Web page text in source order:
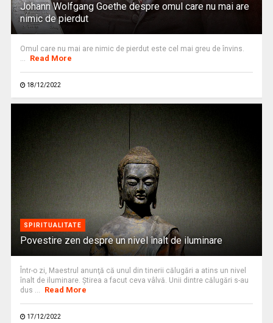
Johann Wolfgang Goethe despre omul care nu mai are
nimic de pierdut
Omul care nu mai are nimic de pierdut este cel mai greu de învins.
...
Read More
18/12/2022
SPIRITUALITATE
Povestire zen despre un nivel înalt de iluminare
Într-o zi, Maestrul anunţă că unul din tinerii călugări a atins un nivel
înalt de iluminare. Ştirea a facut ceva vâlvă. Unii dintre călugări s-au
dus ...
Read More
17/12/2022